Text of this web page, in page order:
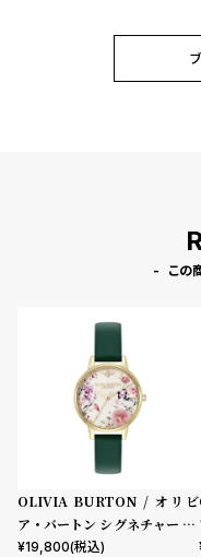
この
OLIVIA BURTON / オリビ
ア・バートン シグネチャー 30
mm イラストレイテッド フロ
¥19,800(税込)